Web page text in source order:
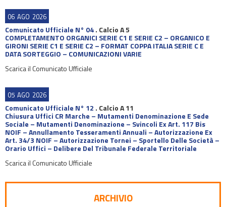
06 AGO 2026
Comunicato Ufficiale N° 04. Calcio A 5
COMPLETAMENTO ORGANICI SERIE C1 E SERIE C2 – ORGANICO E
GIRONI SERIE C1 E SERIE C2 – FORMAT COPPA ITALIA SERIE C E
DATA SORTEGGIO – COMUNICAZIONI VARIE
Scarica il Comunicato Ufficiale
05 AGO 2026
Comunicato Ufficiale N° 12 . Calcio A 11
Chiusura Uffici CR Marche – Mutamenti Denominazione E Sede
Sociale – Mutamenti Denominazione – Svincoli Ex Art. 117 Bis
NOIF – Annullamento Tesseramenti Annuali – Autorizzazione Ex
Art. 34/3 NOIF – Autorizzazione Tornei – Sportello Delle Società –
Orario Uffici – Delibere Del Tribunale Federale Territoriale
Scarica il Comunicato Ufficiale
ARCHIVIO